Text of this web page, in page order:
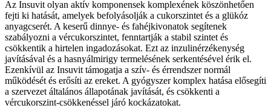
Az Insuvit olyan aktív komponensek komplexének köszönhetően
fejti ki hatását, amelyek befolyásolják a cukorszintet és a glükóz
anyagcserét. A keserű dinnye- és fahéjkivonatok segítenek
szabályozni a vércukorszintet, fenntartják a stabil szintet és
csökkentik a hirtelen ingadozásokat. Ezt az inzulinérzékenység
javításával és a hasnyálmirigy termelésének serkentésével érik el.
Ezenkívül az Insuvit támogatja a szív- és érrendszer normál
működését és erősíti az ereket. A gyógyszer komplex hatása elősegíti
a szervezet általános állapotának javítását, és csökkenti a
vércukorszint-csökkenéssel járó kockázatokat.